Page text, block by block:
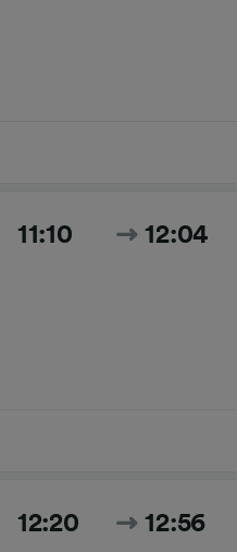
11:10 12:04
12:20 12:56